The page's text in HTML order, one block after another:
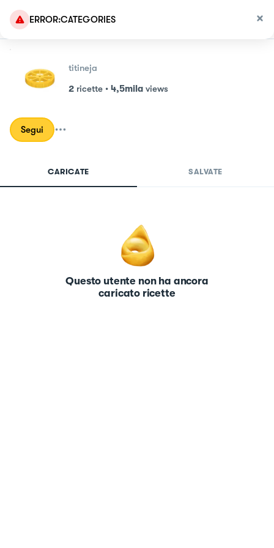
ERROR:CATEGORIES
titineja
2 ricette • 4,5mila views
Segui
CARICATE SALVATE
Questo utente non ha ancora
caricato ricette